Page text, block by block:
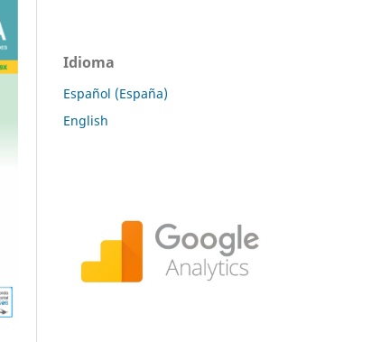
Idioma
Español (España)
English